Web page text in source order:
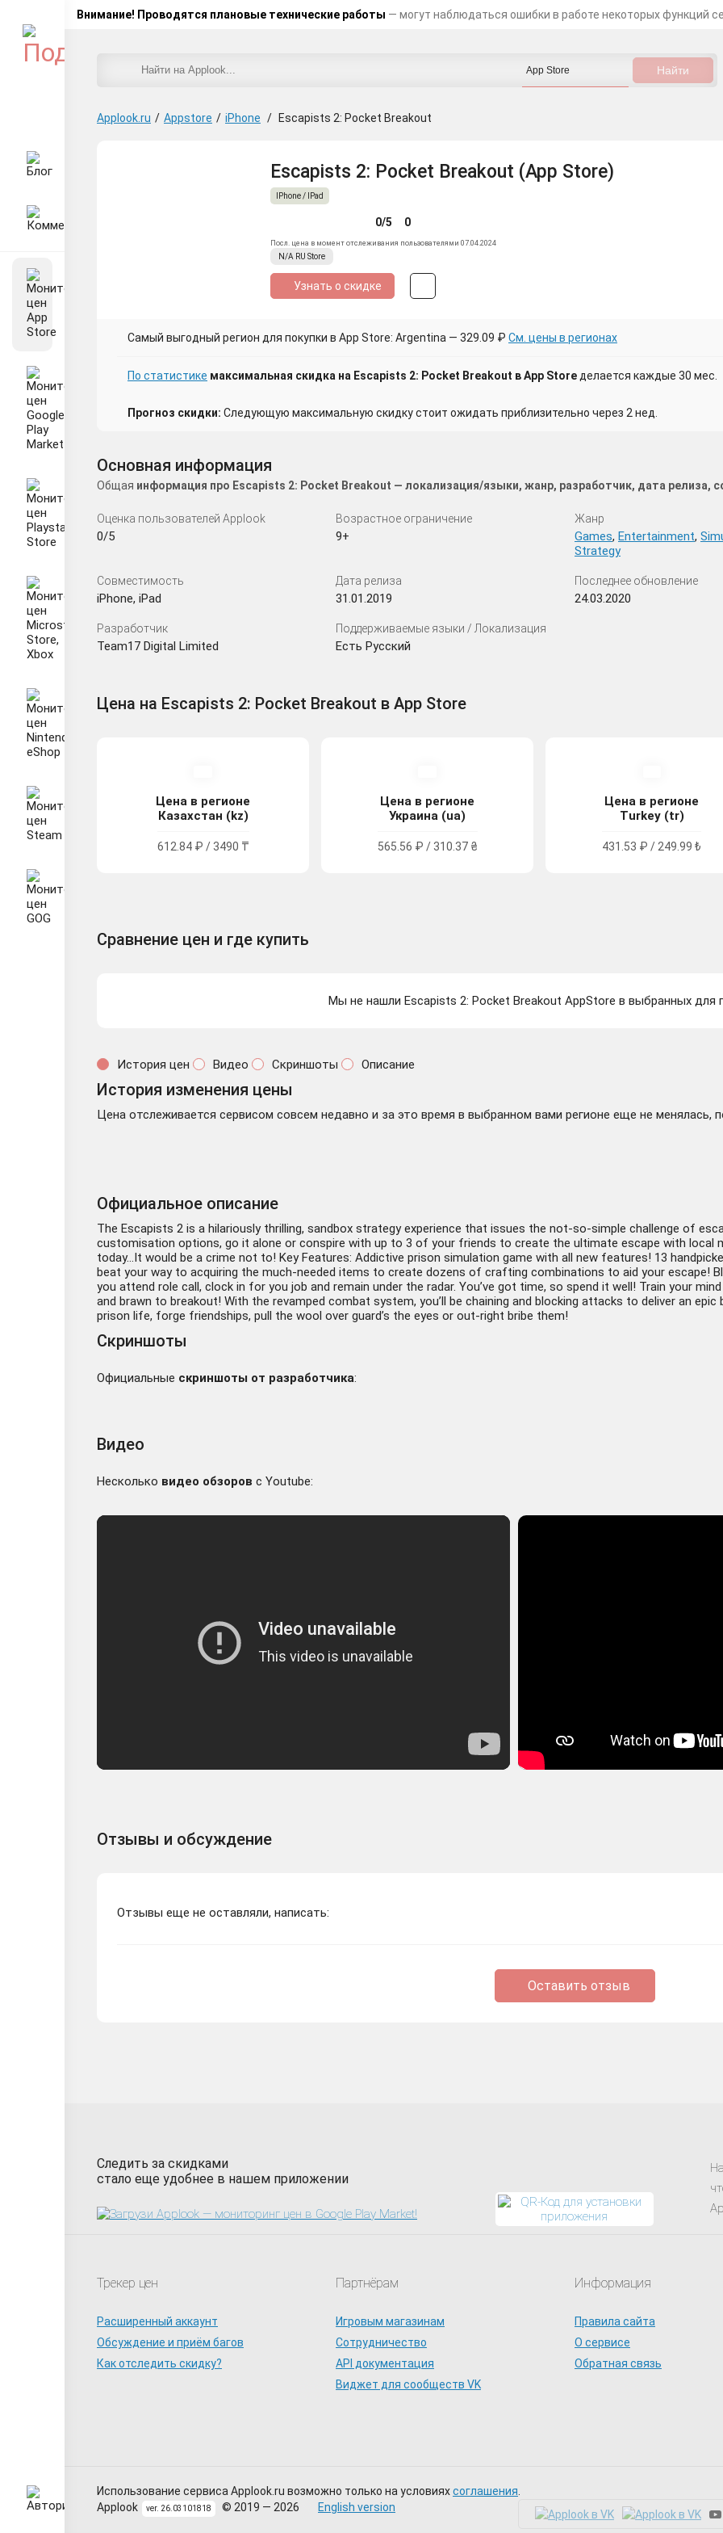
Внимание! Проводятся плановые технические работы — могут наблюдаться ошибки в работе некоторых функций
Applook.ru / Appstore / iPhone / Escapists 2: Pocket Breakout
Escapists 2: Pocket Breakout (App Store)
IPhone / IPad
0/5 0
Посл. цена в момент отслеживания пользователями 07.04.2024
N/A RU Store
Узнать о скидке
Самый выгодный регион для покупки в App Store: Argentina — 329.09 ₽ См. цены в регионах
По статистике максимальная скидка на Escapists 2: Pocket Breakout в App Store делается каждые 30 мес.
Прогноз скидки: Следующую максимальную скидку стоит ожидать приблизительно через 2 нед.
Основная информация
Общая информация про Escapists 2: Pocket Breakout — локализация/языки, жанр, разработчик, дата релиза,
Оценка пользователей Applook
0/5
Возрастное ограничение
9+
Жанр
Games, Entertainment,
Strategy
Совместимость
iPhone, iPad
Дата релиза
31.01.2019
Последнее обновление
24.03.2020
Разработчик
Team17 Digital Limited
Поддерживаемые языки / Локализация
Есть Русский
Цена на Escapists 2: Pocket Breakout в App Store
Цена в регионе
Казахстан (kz)
612.84 ₽ / 3490 ₸
Цена в регионе
Украина (ua)
565.56 ₽ / 310.37 ₴
Цена в регионе
Turkey (tr)
431.53 ₽ / 249.99 ₺
Сравнение цен и где купить
Мы не нашли Escapists 2: Pocket Breakout AppStore в выбранных для
История цен Видео Скриншоты Описание
История изменения цены
Цена отслеживается сервисом совсем недавно и за это время в выбранном вами регионе еще не менялась,
Официальное описание
The Escapists 2 is a hilariously thrilling, sandbox strategy experience that issues the not-so-simple challenge of
customisation options, go it alone or conspire with up to 3 of your friends to create the ultimate escape with local
today…It would be a crime not to! Key Features: Addictive prison simulation game with all new features! 13
beat your way to acquiring the much-needed items to create dozens of crafting combinations to aid your escape!
you attend role call, clock in for you job and remain under the radar. You’ve got time, so spend it well! Train your
and brawn to breakout! With the revamped combat system, you’ll be chaining and blocking attacks to deliver an
prison life, forge friendships, pull the wool over guard’s the eyes or out-right bribe them!
Скриншоты
Официальные скриншоты от разработчика:
Видео
Несколько видео обзоров с Youtube:
Отзывы и обсуждение
Отзывы еще не оставляли, написать:
Оставить отзыв
Следить за скидками
стало еще удобнее в нашем приложении
Трекер цен
Расширенный аккаунт
Обсуждение и приём багов
Как отследить скидку?
Партнёрам
Игровым магазинам
Сотрудничество
API документация
Виджет для сообществ VK
Информация
Правила сайта
О сервисе
Обратная связь
Использование сервиса Applook.ru возможно только на условияхсоглашения
Applook ver. 26.03101818 © 2019 — 2026 English version